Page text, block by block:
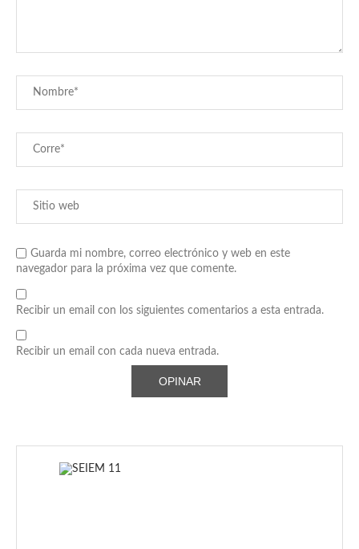
Guarda mi nombre, correo electrónico y web en este
navegador para la próxima vez que comente.
Recibir un email con los siguientes comentarios a esta entrada.
Recibir un email con cada nueva entrada.